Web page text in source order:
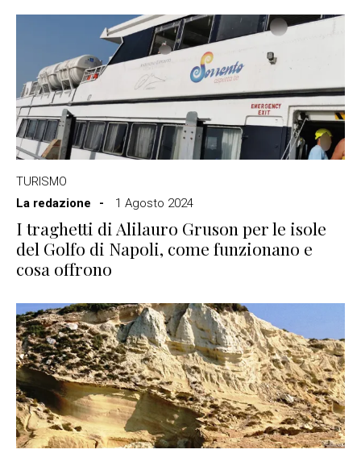
TURISMO
La redazione
1 Agosto 2024
I traghetti di Alilauro Gruson per le isole
del Golfo di Napoli, come funzionano e
cosa offrono